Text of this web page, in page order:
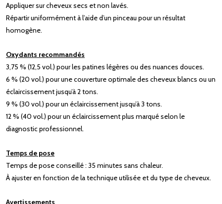
Appliquer sur cheveux secs et non lavés.
Répartir uniformément à l’aide d’un pinceau pour un résultat
homogène.
Oxydants recommandés
3,75 % (12,5 vol.) pour les patines légères ou des nuances douces.
6 % (20 vol.) pour une couverture optimale des cheveux blancs ou un
éclaircissement jusqu’à 2 tons.
9 % (30 vol.) pour un éclaircissement jusqu’à 3 tons.
12 % (40 vol.) pour un éclaircissement plus marqué selon le
diagnostic professionnel.
Temps de pose
Temps de pose conseillé : 35 minutes sans chaleur.
À ajuster en fonction de la technique utilisée et du type de cheveux.
Avertissements